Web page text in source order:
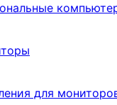
для